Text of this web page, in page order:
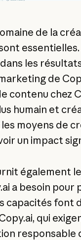
de la
les
de
contenu chez
humain et
moyens de
un impact
également
a besoin
capacités font
qui
responsable